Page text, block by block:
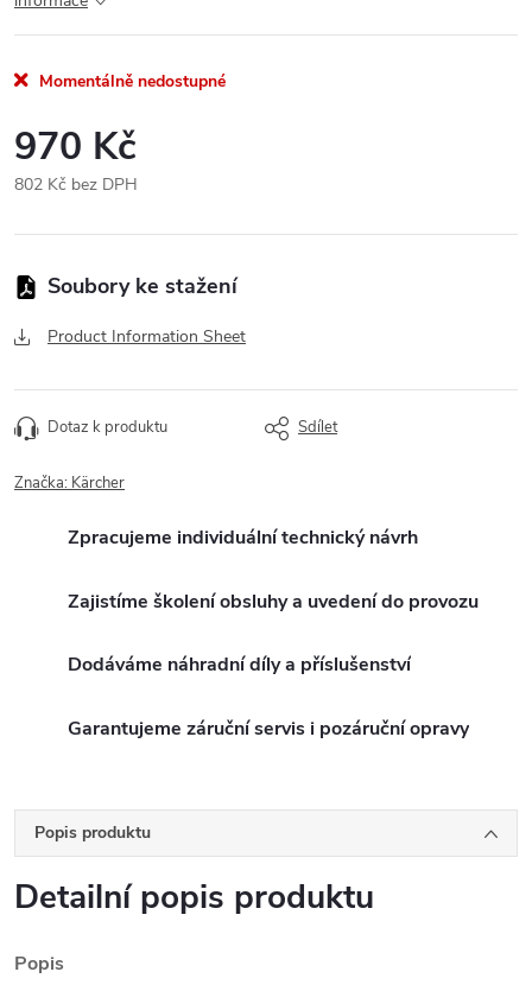
Momentálně nedostupné
970 Kč
802 Kč bez DPH
cena:
Product Information Sheet
Dotaz k produktu Sdílet
Značka: Kärcher
Zpracujeme individuální technický návrh
Zajistíme školení obsluhy a uvedení do provozu
Dodáváme náhradní díly a příslušenství
Garantujeme záruční servis i pozáruční opravy
Popis produktu
Detailní popis produktu
Popis